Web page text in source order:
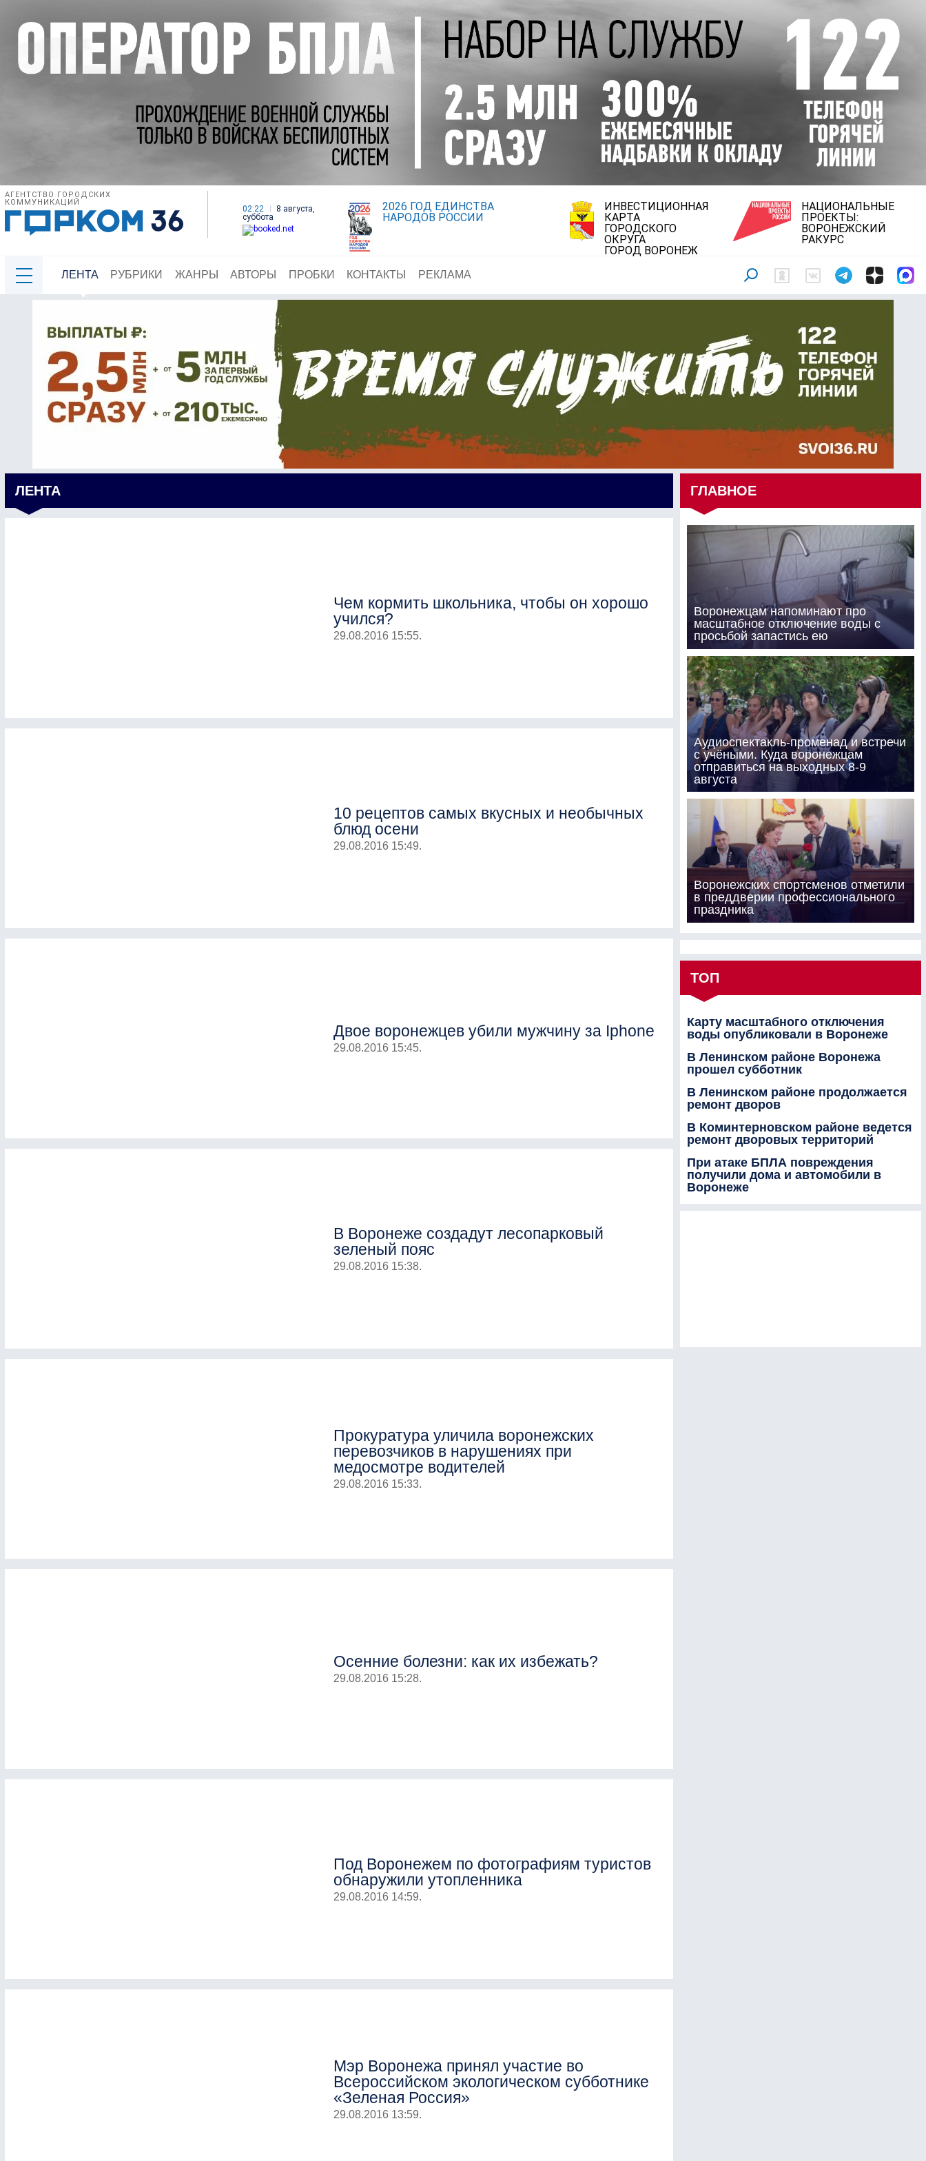
АГЕНТСТВО ГОРОДСКИХ
КОММУНИКАЦИЙ
02:22
8 августа,
суббота
2026 ГОД ЕДИНСТВА
НАРОДОВ РОССИИ
ИНВЕСТИЦИОННАЯ
КАРТА
ГОРОДСКОГО
ОКРУГА
ГОРОД ВОРОНЕЖ
НАЦИОНАЛЬНЫЕ
ПРОЕКТЫ:
ВОРОНЕЖСКИЙ
РАКУРС
ЛЕНТА РУБРИКИ ЖАНРЫ АВТОРЫ ПРОБКИ КОНТАКТЫ РЕКЛАМА
ЛЕНТА
Чем кормить школьника, чтобы он хорошо
учился?
29.08.2016 15:55.
10 рецептов самых вкусных и необычных
блюд осени
29.08.2016 15:49.
Двое воронежцев убили мужчину за Iphone
29.08.2016 15:45.
В Воронеже создадут лесопарковый
зеленый пояс
29.08.2016 15:38.
Прокуратура уличила воронежских
перевозчиков в нарушениях при
медосмотре водителей
29.08.2016 15:33.
Осенние болезни: как их избежать?
29.08.2016 15:28.
Под Воронежем по фотографиям туристов
обнаружили утопленника
29.08.2016 14:59.
Мэр Воронежа принял участие во
Всероссийском экологическом субботнике
«Зеленая Россия»
29.08.2016 13:59.
ГЛАВНОЕ
Воронежцам напоминают про
масштабное отключение воды с
просьбой запастись ею
Аудиоспектакль-променад и встречи
с учёными. Куда воронежцам
отправиться на выходных 8-9
августа
Воронежских спортсменов отметили
в преддверии профессионального
праздника
ТОП
Карту масштабного отключения
воды опубликовали в Воронеже
В Ленинском районе Воронежа
прошел субботник
В Ленинском районе продолжается
ремонт дворов
В Коминтерновском районе ведется
ремонт дворовых территорий
При атаке БПЛА повреждения
получили дома и автомобили в
Воронеже